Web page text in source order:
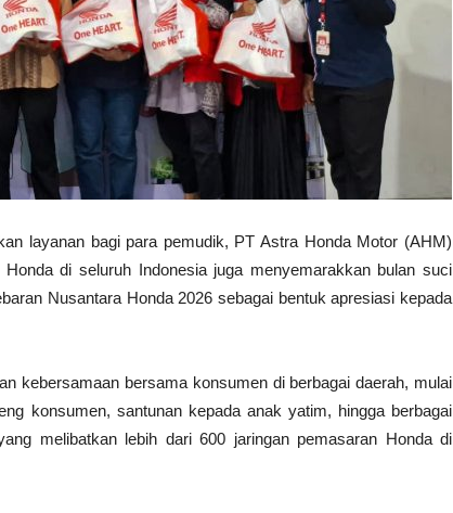
layanan bagi para pemudik, PT Astra Honda Motor (AHM)
di seluruh Indonesia juga menyemarakkan bulan suci
Nusantara Honda 2026 sebagai bentuk apresiasi kepada
kebersamaan bersama konsumen di berbagai daerah, mulai
konsumen, santunan kepada anak yatim, hingga berbagai
melibatkan lebih dari 600 jaringan pemasaran Honda di